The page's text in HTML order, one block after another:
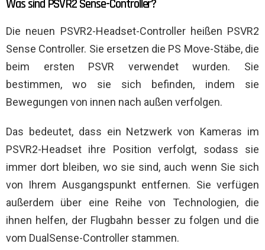
Was sind PSVR2 Sense-Controller?
Die neuen PSVR2-Headset-Controller heißen PSVR2
Sense Controller. Sie ersetzen die PS Move-Stäbe, die
beim ersten PSVR verwendet wurden. Sie
bestimmen, wo sie sich befinden, indem sie
Bewegungen von innen nach außen verfolgen.
Das bedeutet, dass ein Netzwerk von Kameras im
PSVR2-Headset ihre Position verfolgt, sodass sie
immer dort bleiben, wo sie sind, auch wenn Sie sich
von Ihrem Ausgangspunkt entfernen. Sie verfügen
außerdem über eine Reihe von Technologien, die
ihnen helfen, der Flugbahn besser zu folgen und die
vom DualSense-Controller stammen.